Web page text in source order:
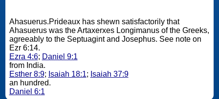
Ahasuerus.Prideaux has shewn satisfactorily that
Ahasuerus was the Artaxerxes Longimanus of the Greeks,
agreeably to the Septuagint and Josephus. See note on
Ezr 6:14.
Ezra 4:6; Daniel 9:1
from India.
Esther 8:9; Isaiah 18:1; Isaiah 37:9
an hundred.
Daniel 6:1